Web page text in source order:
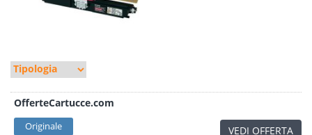
OfferteCartucce.com
Originale VEDI OFFERTA